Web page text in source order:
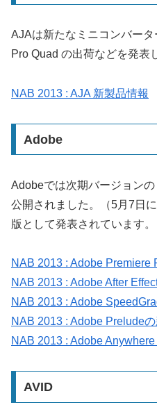
AJAは新たなミニコンバー
Pro Quad の出荷などを発表
NAB 2013 : AJA 新製品情報
Adobe
Adobeでは次期バージョン
公開されました。（5月7日
版として発表されています。
NAB 2013 : Adobe Premiere
NAB 2013 : Adobe After
NAB 2013 : Adobe
NAB 2013 : Adobe Prelude
NAB 2013 : Adobe
AVID